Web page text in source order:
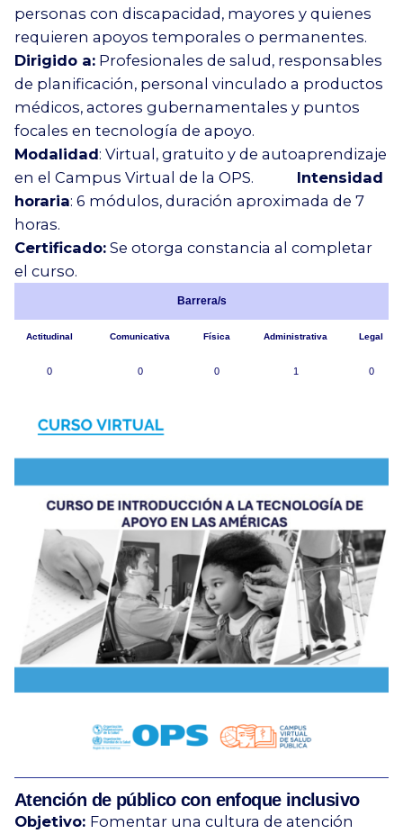
personas con discapacidad, mayores y quienes
requieren apoyos temporales o permanentes.
Dirigido a: Profesionales de salud, responsables
de planificación, personal vinculado a productos
médicos, actores gubernamentales y puntos
focales en tecnología de apoyo.
Modalidad: Virtual, gratuito y de autoaprendizaje
en el Campus Virtual de la OPS. Intensidad
horaria: 6 módulos, duración aproximada de 7
horas.
Certificado: Se otorga constancia al completar
el curso.
Barrera/s
Actitudinal Comunicativa Física Administrativa Legal
0 0 0 1 0
Atención de público con enfoque inclusivo
Objetivo: Fomentar una cultura de atención